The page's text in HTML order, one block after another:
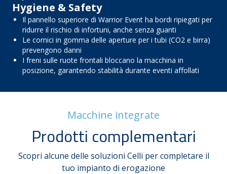
Hygiene & Safety
Il pannello superiore di Warrior Event ha bordi ripiegati per
ridurre il rischio di infortuni, anche senza guanti
Le cornici in gomma delle aperture per i tubi (CO2 e birra)
prevengono danni
I freni sulle ruote frontali bloccano la macchina in
posizione, garantendo stabilità durante eventi affollati
Macchine integrate
Prodotti complementari
Scopri alcune delle soluzioni Celli per completare il
tuo impianto di erogazione